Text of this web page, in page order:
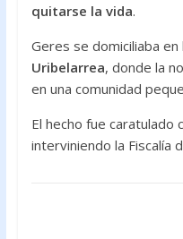
quitarse la vida.
Geres se domiciliaba en
Uribelarrea, donde la
en una comunidad
El hecho fue caratulado
interviniendo la Fiscalía